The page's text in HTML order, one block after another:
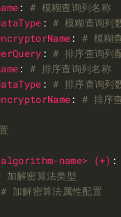
: # 模糊查询列名称
: # 模糊查询列
: # 模糊
: # 排序查询列
: # 排序查询列名称
: # 排序查询列
: # 排序
name> (+)
加解密算法类型
# 加解密算法属性配置